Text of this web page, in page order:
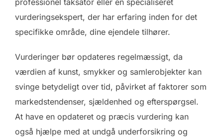
vurderingsekspert, der har erfaring inden for det
specifikke område, dine ejendele tilhører.
Vurderinger bør opdateres regelmæssigt, da
værdien af kunst, smykker og samlerobjekter kan
svinge betydeligt over tid, påvirket af faktorer som
markedstendenser, sjældenhed og efterspørgsel.
At have en opdateret og præcis vurdering kan
også hjælpe med at undgå underforsikring og